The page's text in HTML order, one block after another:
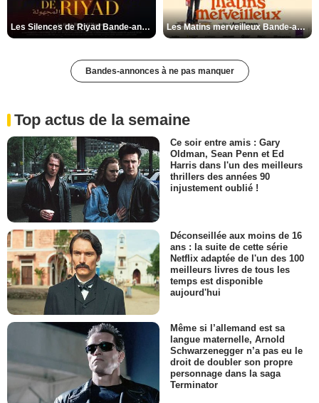
Les Silences de Riyad Bande-annonce VO STFR Les Matins merveilleux Bande-annonce VF
Bandes-annonces à ne pas manquer
Top actus de la semaine
Ce soir entre amis : Gary
Oldman, Sean Penn et Ed
Harris dans l'un des meilleurs
thrillers des années 90
injustement oublié !
Déconseillée aux moins de 16
ans : la suite de cette série
Netflix adaptée de l'un des 100
meilleurs livres de tous les
temps est disponible
aujourd'hui
Même si l’allemand est sa
langue maternelle, Arnold
Schwarzenegger n’a pas eu le
droit de doubler son propre
personnage dans la saga
Terminator